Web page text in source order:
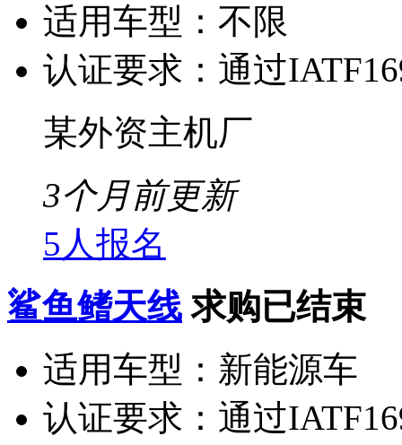
适用车型： 不限
认证要求： 通过
某外资主机厂
3个月前更新
5人报名
鲨鱼鳍天线 求购已结束
适用车型： 新能源车
认证要求： 通过